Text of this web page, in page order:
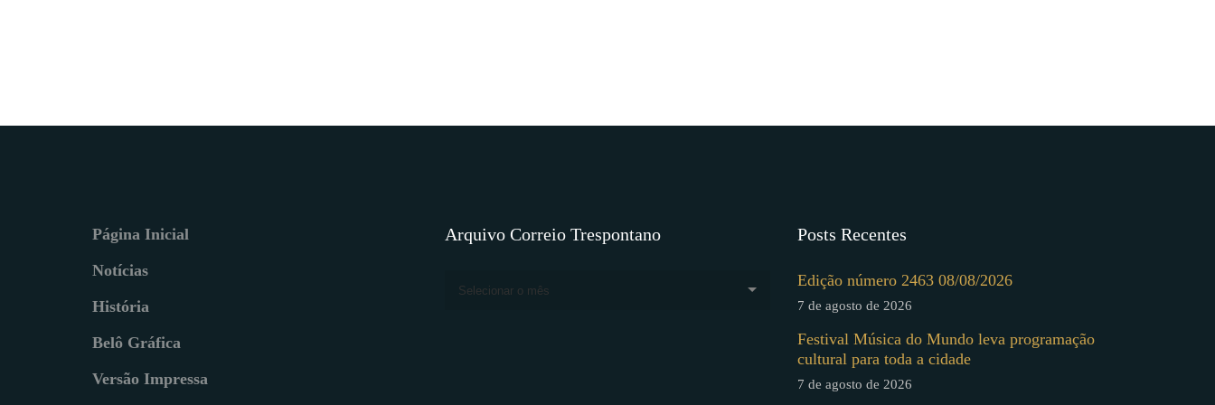
Página Inicial
Notícias
História
Belô Gráfica
Versão Impressa
Arquivo Correio Trespontano
Selecionar o mês
Posts Recentes
Edição número 2463 08/08/2026
7 de agosto de 2026
Festival Música do Mundo leva programação
cultural para toda a cidade
7 de agosto de 2026